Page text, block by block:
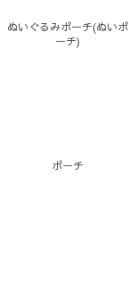
ぬいぐるみポーチ(ぬいポ
ーチ)
ポーチ